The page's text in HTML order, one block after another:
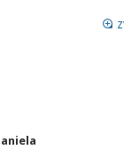
loupe